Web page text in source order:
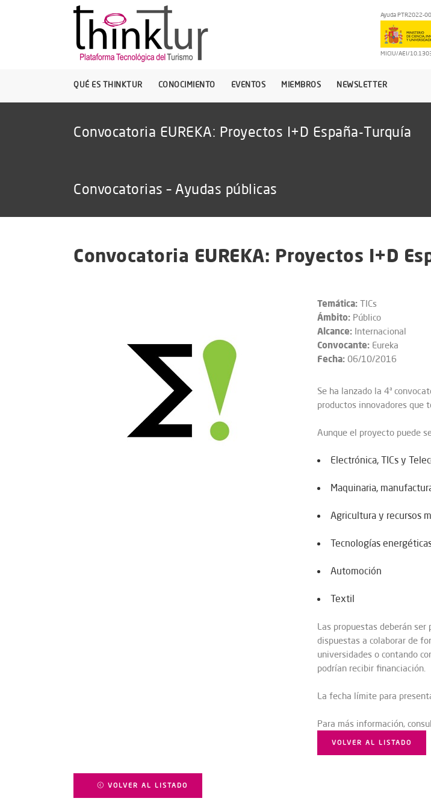
Ayuda PTR2022-
MICIU/AEI/
QUÉ ES THINKTUR CONOCIMIENTO EVENTOS MIEMBROS NEWSLETTER
Convocatoria EUREKA: Proyectos I+D España-Turquía
Convocatorias – Ayudas públicas
Convocatoria EUREKA: Proyectos I+D
Temática: TICs
Ámbito: Público
Alcance: Internacional
Convocante: Eureka
Fecha: 06/10/2016
Se ha lanzado la 4ª
productos innovadores que
Aunque el proyecto puede
Electrónica, TICs y
Maquinaria,
Agricultura y recursos
Tecnologías
Automoción
Textil
Las propuestas deberán
dispuestas a colaborar de
universidades o contando
podrían recibir financiación.
La fecha límite para
Para más información,
VOLVER AL LISTADO
VOLVER AL LISTADO